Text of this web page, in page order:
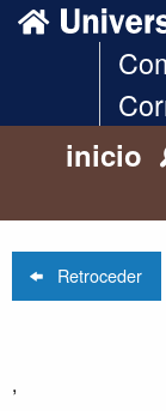
inicio
Retroceder
,